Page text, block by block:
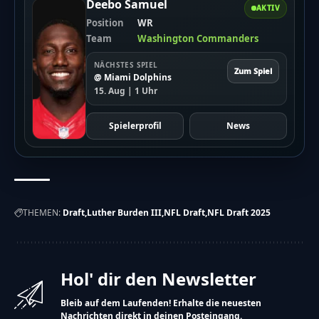
Wie geht es für Luther weiter?
Viele denken, dass Luther früh im NFL Draft ausgewählt
wird.
Er könnte in der NFL ein sehr aufregender Spieler
werden.
Luther Burden muss zu einem Team kommen, das seine
Stärken gut nutzen kann.
Die vereinfachte Version dieses Artikels wurde
Wir freuen uns über dein Feedback .
AKTIV
Deebo Samuel
Position
WR
Team
Washington Commanders
NÄCHSTES SPIEL
@ Miami Dolphins
15. Aug | 1 Uhr
Zum Spiel
Spielerprofil News
THEMEN: Draft Luther Burden III NFL Draft NFL Draft 2025
Hol' dir den Newsletter
Bleib auf dem Laufenden! Erhalte die neuesten
Nachrichten direkt in deinen Posteingang.